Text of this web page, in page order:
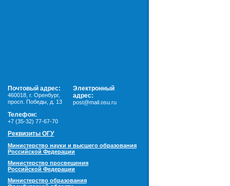
Почтовый адрес:
460018 г. Оренбург,
просп. Победы, д. 13
Электронный
адрес:
post@mail.osu.ru
Телефон:
+7 (35-32) 77-67-70
Реквизиты ОГУ
Министерство науки и высшего образования
Российской Федерации
Министерство просвещения
Российской Федерации
Министерство образования